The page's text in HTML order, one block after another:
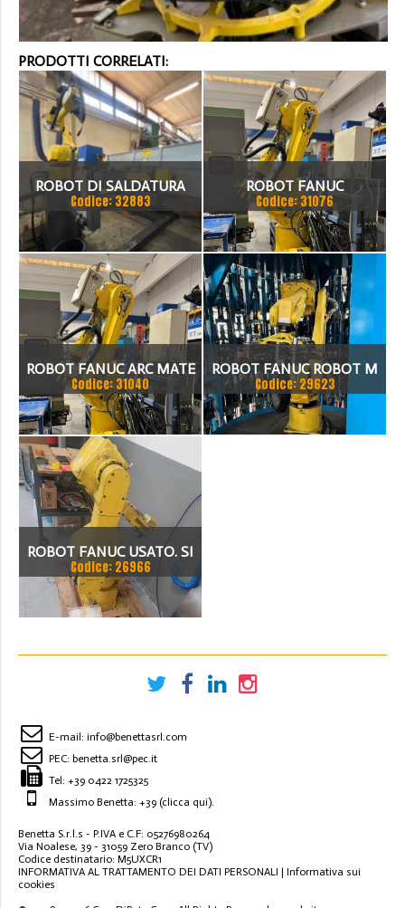
PRODOTTI CORRELATI:
ROBOT DI SALDATURA
TECNOROBOT MODELLO
ARC-MATE 120LB ANNO
2004 CONTROLLO FANUC
Codice: 32883
ROBOT FANUC
Codice: 31076
ROBOT FANUC ARC MATE
120I 6 ASSI ANNO : 2000
Codice: 31040
ROBOT FANUC ROBOT M
16-J B
Codice: 29623
ROBOT FANUC USATO. SI
TRATTA DI UNA MACCHINA
VECCHIA MA ANCORA
LE SUE PARTI.
Codice: 26966
E-mail: info@benettasrl.com
PEC: benetta.srl@pec.it
Tel: +39 0422 1725325
Massimo Benetta: +39 (clicca qui).
Benetta S.r.l.s - P.IVA e C.F: 05276980264
Via Noalese, 39 - 31059 Zero Branco (TV)
Codice destinatario: M5UXCR1
INFORMATIVA AL TRATTAMENTO DEI DATI PERSONALI | Informativa sui
cookies